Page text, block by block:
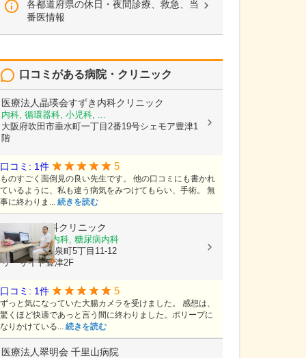
各都道府県の休日・夜間診療、救急、当
番医情報
口コミがある病院・クリニック
医療法人晶瑛会すずき内科クリニック
内科, 循環器科, 小児科, ...
大阪府吹田市垂水町一丁目2番19号シェモア豊津1
階
口コミ: 1件 5
ものすごく面倒見の良い先生です。 他の口コミにも書かれ
ているように、私も違う病気をみつけてもらい、手術。 無
事に終わりま... 続きを読む
うえやま内科クリニック
内科, 消化器内科, 糖尿病内科
大阪府吹田市泉町5丁目11-12
リーサイド豊津2F
口コミ: 1件 5
ずっと気になっていた大腸カメラを受けました。 感想は、
驚くほど快適であっと言う間に終わりました。ポリープに
なりかけている... 続きを読む
医療法人翠明会 千里山病院